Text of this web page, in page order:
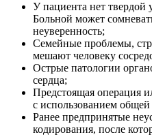
У пациента нет твердой
Больной может
неуверенность;
Семейные проблемы,
мешают человеку
Острые патологии
сердца;
Предстоящая операция
с использованием общей
Ранее предпринятые
кодирования, после